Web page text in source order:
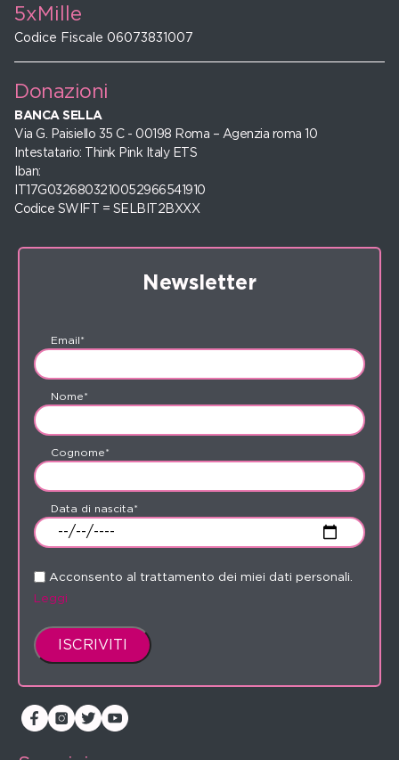
5xMille
Codice Fiscale 06073831007
Donazioni
BANCA SELLA
Via G. Paisiello 35 C - 00198 Roma – Agenzia roma 10
Intestatario: Think Pink Italy ETS
Iban:
IT17G0326803210052966541910
Codice SWIFT = SELBIT2BXXX
Newsletter
Email*
Nome*
Cognome*
Data di nascita*
Acconsento al trattamento dei miei dati personali.
Leggi